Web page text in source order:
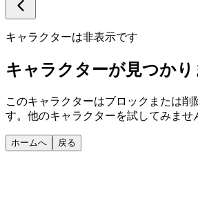
キャラクターは非表示です
キャラクターが見つか
このキャラクターはブロックまたは削
す。他のキャラクターを試してみませ
ホームへ 戻る